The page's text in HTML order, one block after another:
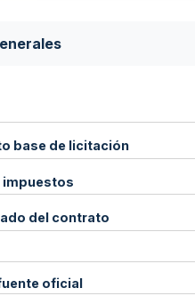
base de licitación
impuestos
del contrato
oficial